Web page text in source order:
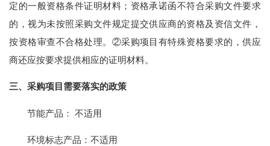
定的一般资格条件证明材料；资格承诺函不符合采购文件要求
的，视为未按照采购文件规定提交供应商的资格及资信文件，
按资格审查不合格处理。②采购项目有特殊资格要求的，供应
商还应按要求提供相应的证明材料。
三、采购项目需要落实的政策
节能产品： 不适用
环境标志产品：不适用